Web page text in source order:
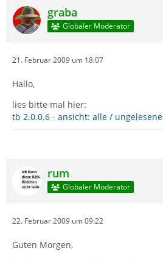
graba
Globaler Moderator
21. Februar 2009 um 18:07
Hallo,
lies bitte mal hier:
tb 2.0.0.6 - ansicht: alle / ungelesene
rum
Globaler Moderator
22. Februar 2009 um 09:22
Guten Morgen,